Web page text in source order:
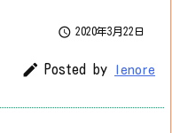
 2020年3月22日
 Posted by lenore